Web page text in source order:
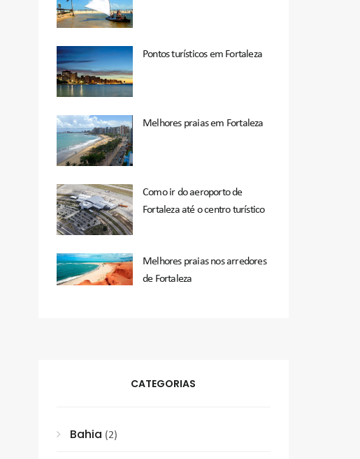
Pontos turísticos em Fortaleza
Melhores praias em Fortaleza
Como ir do aeroporto de
Fortaleza até o centro turístico
Melhores praias nos arredores
de Fortaleza
CATEGORIAS
Bahia (2)